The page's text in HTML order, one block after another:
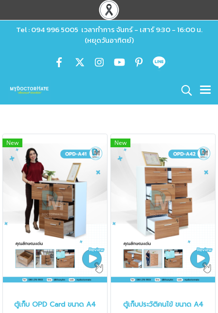
Tel : 094 996 5005 เวลาทำการ จันทร์ - เสาร์ 9:30 - 16:00 น.
(หยุดวันอาทิตย์)
New
ตู้เก็บ OPD Card ขนาด A4
New
ตู้เก็บประวัติคนไข้ ขนาด A4